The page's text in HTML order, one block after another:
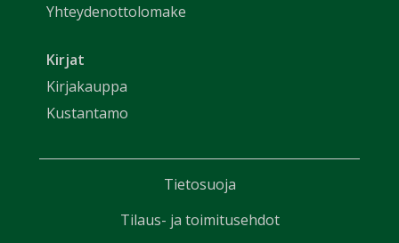
Yhteydenottolomake
Kirjat
Kirjakauppa
Kustantamo
Tietosuoja
Tilaus- ja toimitusehdot